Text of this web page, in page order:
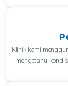
Klinik kami
mengetahui